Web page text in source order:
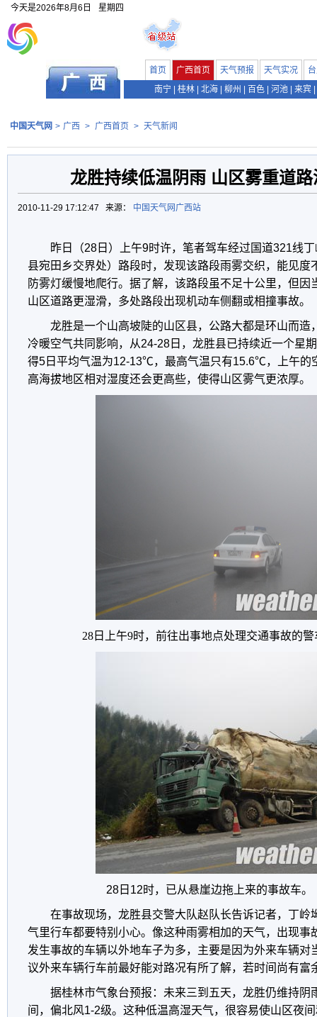
今天是2026年8月6日 星期四
首页 广西首页 天气预报 天气实况
南宁
桂林 北海 柳州 百色 河池 来宾
中国天气网 > 广西 > 广西首页 > 天气新闻
龙胜持续低温阴雨 山区雾重道
2010-11-29 17:12:47 来源： 中国天气网广西站
昨日（28日）上午9时许，笔者驾车经过国道321线
县宛田乡交界处）路段时，发现该路段雨雾交织，能见度
防雾灯缓慢地爬行。据了解，该路段虽不足十公里，但因
山区道路更湿滑，多处路段出现机动车侧翻或相撞事故。
龙胜是一个山高坡陡的山区县，公路大都是环山而造
冷暖空气共同影响，从24-28日，龙胜县已持续近一个星
得5日平均气温为12-13℃，最高气温只有15.6℃，上午的
高海拔地区相对湿度还会更高些，使得山区雾气更浓厚。
28日上午9时， 前往出事地点处理交通事故的警
28日12时， 已从悬崖边拖上来的事故车。
在事故现场，龙胜县交警大队赵队长告诉记者，丁岭
气里行车都要特别小心。像这种雨雾相加的天气，出现事
发生事故的车辆以外地车子为多，主要是因为外来车辆对
议外来车辆行车前最好能对路况有所了解，若时间尚有富
据桂林市气象台预报：未来三到五天，龙胜仍维持
间，偏北风1-2级。这种低温高湿天气，很容易使山区夜